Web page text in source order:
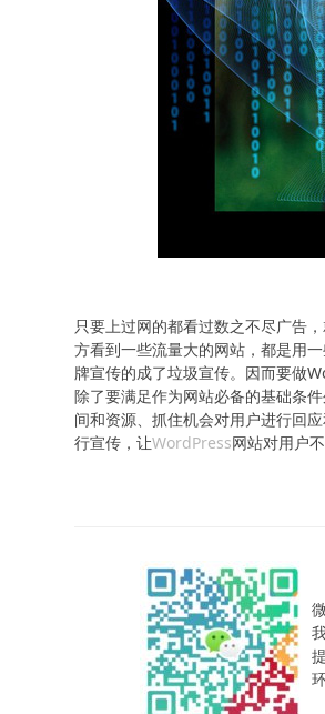
只要上过网的都看过数之不尽广告
方看到一些流量大的网站，都是用
牌宣传的成了垃圾宣传。因而要做
除了要满足作为网站必备的基础条
间和资源、抓住机会对用户进行回
行宣传，让WordPress网站对用户